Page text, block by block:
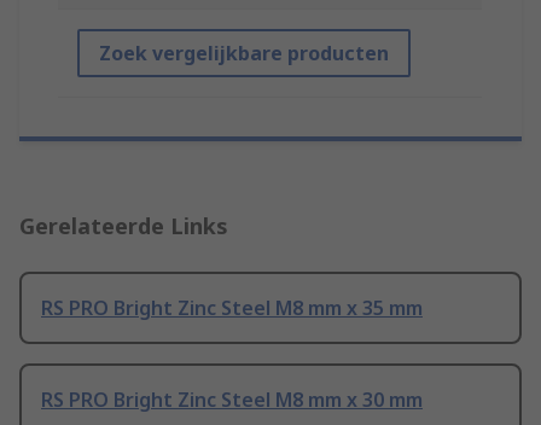
Zoek vergelijkbare producten
Gerelateerde Links
RS PRO Bright Zinc Steel M8 mm x 35 mm
RS PRO Bright Zinc Steel M8 mm x 30 mm